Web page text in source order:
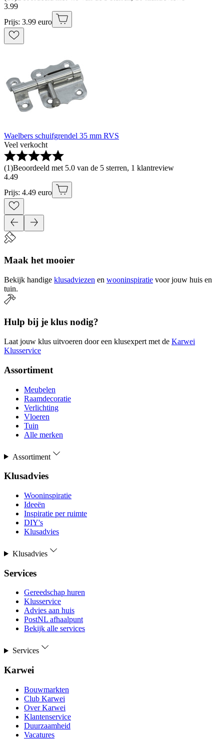
3.99
Prijs: 3.99 euro
Waelbers schuifgrendel 35 mm RVS
Veel verkocht
(1)Beoordeeld met 5.0 van de 5 sterren, 1 klantreview
4.49
Prijs: 4.49 euro
Maak het mooier
Bekijk handige klusadviezen en wooninspiratie voor jouw huis en
tuin.
Hulp bij je klus nodig?
Laat jouw klus uitvoeren door een klusexpert met de Karwei
Klusservice
Assortiment
Meubelen
Raamdecoratie
Verlichting
Vloeren
Tuin
Alle merken
Assortiment
Klusadvies
Wooninspiratie
Ideeën
Inspiratie per ruimte
DIY's
Klusadvies
Klusadvies
Services
Gereedschap huren
Klusservice
Advies aan huis
PostNL afhaalpunt
Bekijk alle services
Services
Karwei
Bouwmarkten
Club Karwei
Over Karwei
Klantenservice
Duurzaamheid
Vacatures